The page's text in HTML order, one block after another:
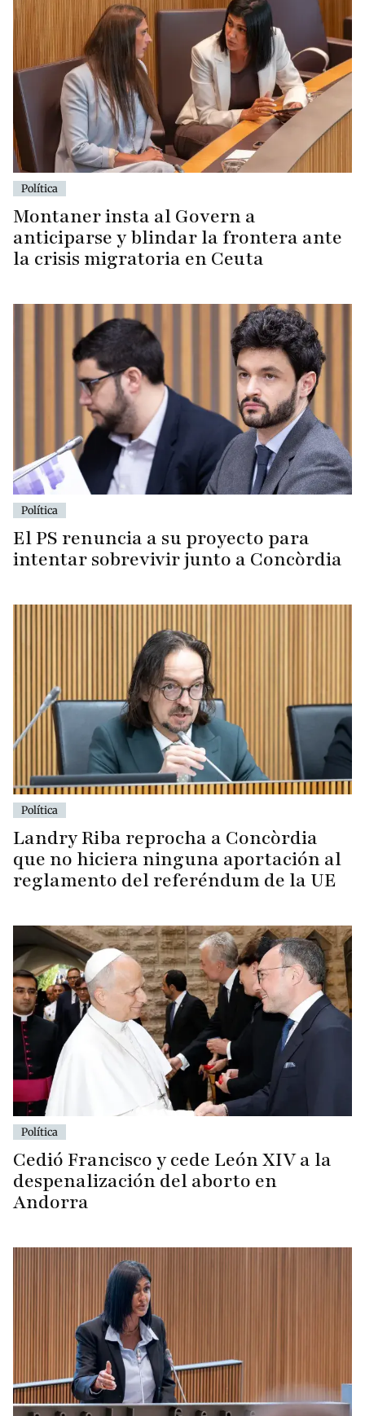
Política
Montaner insta al Govern a
anticiparse y blindar la frontera ante
la crisis migratoria en Ceuta
Política
El PS renuncia a su proyecto para
intentar sobrevivir junto a Concòrdia
Política
Landry Riba reprocha a Concòrdia
que no hiciera ninguna aportación al
reglamento del referéndum de la UE
Política
Cedió Francisco y cede León XIV a la
despenalización del aborto en
Andorra